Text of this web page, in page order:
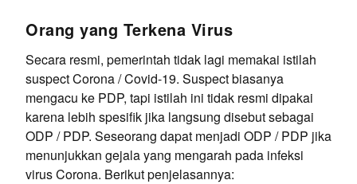
Orang yang Terkena Virus
Secara resmi, pemerintah tidak lagi memakai istilah
suspect Corona / Covid-19. Suspect biasanya
mengacu ke PDP, tapi istilah ini tidak resmi dipakai
karena lebih spesifik jika langsung disebut sebagai
ODP / PDP. Seseorang dapat menjadi ODP / PDP jika
menunjukkan gejala yang mengarah pada infeksi
virus Corona. Berikut penjelasannya: